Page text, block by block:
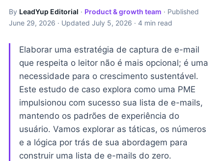
By LeadYup Editorial · Product & growth team · Published
June 29, 2026 · Updated July 5, 2026 · 4 min read
Elaborar uma estratégia de captura de e-mail
que respeita o leitor não é mais opcional; é uma
necessidade para o crescimento sustentável.
Este estudo de caso explora como uma PME
impulsionou com sucesso sua lista de e-mails,
mantendo os padrões de experiência do
usuário. Vamos explorar as táticas, os números
e a lógica por trás de sua abordagem para
construir uma lista de e-mails do zero.